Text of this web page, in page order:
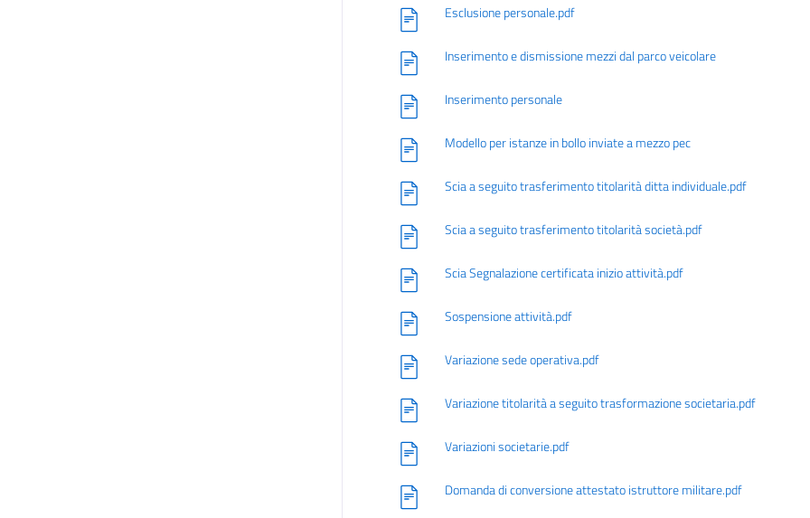
Esclusione personale.pdf
Inserimento e dismissione mezzi dal parco veicolare
Inserimento personale
Modello per istanze in bollo inviate a mezzo pec
Scia a seguito trasferimento titolarità ditta individuale.pdf
Scia a seguito trasferimento titolarità società.pdf
Scia Segnalazione certificata inizio attività.pdf
Sospensione attività.pdf
Variazione sede operativa.pdf
Variazione titolarità a seguito trasformazione societaria.pdf
Variazioni societarie.pdf
Domanda di conversione attestato istruttore militare.pdf